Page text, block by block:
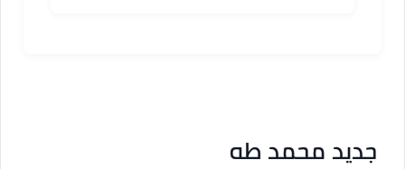
جديد محمد طه